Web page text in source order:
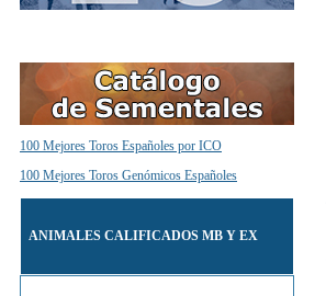
100 Mejores Toros Españoles por ICO
100 Mejores Toros Genómicos Españoles
ANIMALES CALIFICADOS MB Y EX